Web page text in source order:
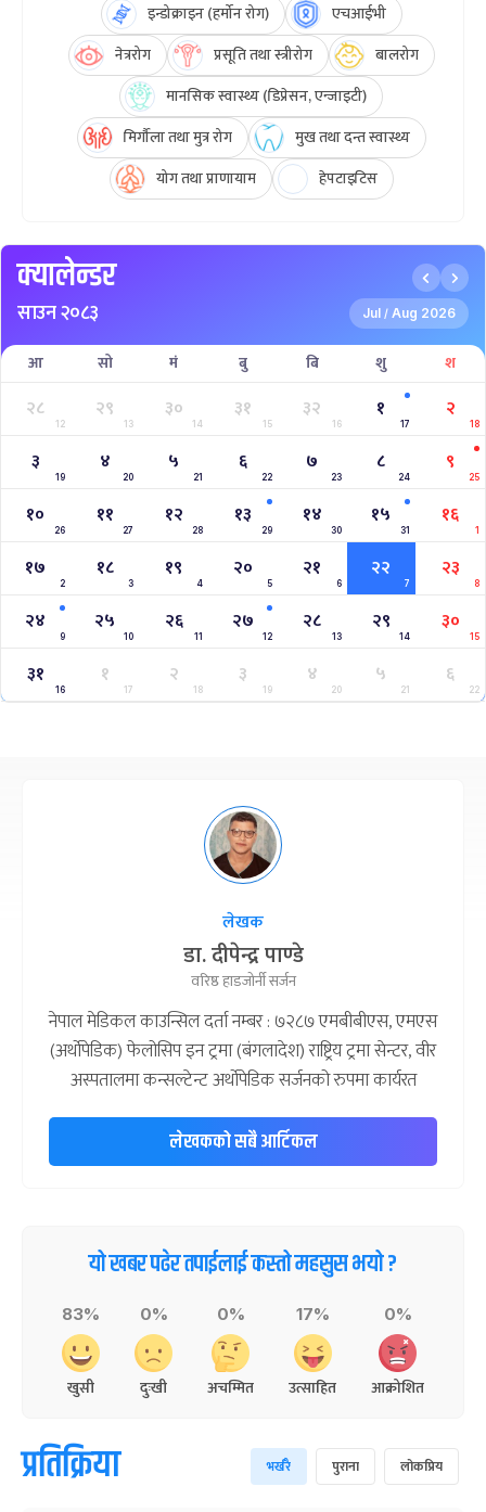
इन्डोक्राइन (हर्मोन रोग)
एचआईभी
नेत्ररोग
प्रसूति तथा स्त्रीरोग
बालरोग
मानसिक स्वास्थ्य (डिप्रेसन, एन्जाइटी)
मिर्गौला तथा मुत्र रोग
मुख तथा दन्त स्वास्थ्य
योग तथा प्राणायाम
हेपटाइटिस
क्यालेन्डर
साउन २०८३ Jul / Aug 2026
आ सो मं बु बि शु श
२८
12
२९
13
३०
14
३१
15
३२
16
१
17
२
18
३
19
४
20
५
21
६
22
७
23
८
24
९
25
१०
26
११
27
१२
28
१३
29
१४
30
१५
31
१६
1
१७
2
१८
3
१९
4
२०
5
२१
6
२२
7
२३
8
२४
9
२५
10
२६
11
२७
12
२८
13
२९
14
३०
15
३१
16
१
17
२
18
३
19
४
20
५
21
६
22
लेखक
डा. दीपेन्द्र पाण्डे
वरिष्ठ हाडजोर्नी सर्जन
नेपाल मेडिकल काउन्सिल दर्ता नम्बर : ७२८७ एमबीबीएस, एमएस
(अर्थोपेडिक) फेलोसिप इन ट्रमा (बंगलादेश) राष्ट्रिय ट्रमा सेन्टर, वीर
अस्पतालमा कन्सल्टेन्ट अर्थोपेडिक सर्जनको रुपमा कार्यरत
लेखकको सबै आर्टिकल
यो खबर पढेर तपाईलाई कस्तो महसुस भयो ?
83%
खुसी
0%
दुःखी
0%
अचम्मित
17%
उत्साहित
0%
आक्रोशित
प्रतिक्रिया भर्खरै पुराना लोकप्रिय